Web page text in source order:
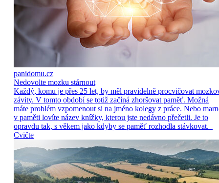
panidomu.cz
Nedovolte mozku stárnout
Každý, komu je přes 25 let, by měl pravidelně procvičovat
závity. V tomto období se totiž začíná zhoršovat paměť. Možná
máte problém vzpomenout si na jméno kolegy z práce. Nebo
v paměti lovíte název knížky, kterou jste nedávno přečetli. Je to
opravdu tak, s věkem jako kdyby se paměť rozhodla stávkovat.
Cvičte